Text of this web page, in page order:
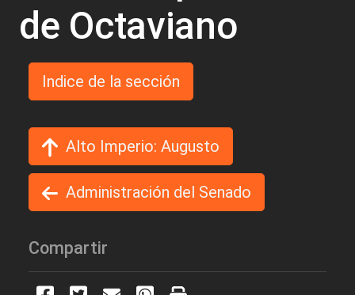
de Octaviano
Indice de la sección
Alto Imperio: Augusto
Administración del Senado
Compartir